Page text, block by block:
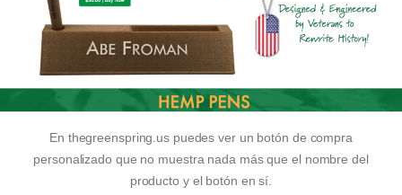
En thegreenspring.us puedes ver un botón de compra
personalizado que no muestra nada más que el nombre del
producto y el botón en sí.